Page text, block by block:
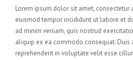
Lorem ipsum dolor sit amet, consectetur
eiusmod tempor incididunt ut labore et
ad minim veniam, quis nostrud
aliquip ex ea commodo consequat. Duis
reprehenderit in voluptate velit esse